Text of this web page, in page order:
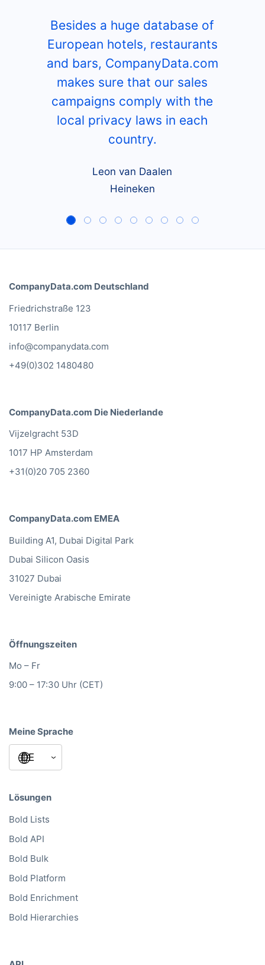
Besides a huge database of
European hotels, restaurants
and bars, CompanyData.com
makes sure that our sales
campaigns comply with the
local privacy laws in each
country.
Leon van Daalen
Heineken
CompanyData.com Deutschland
Friedrichstraße 123
10117 Berlin
info@companydata.com
+49(0)302 1480480
CompanyData.com Die Niederlande
Vijzelgracht 53D
1017 HP Amsterdam
+31(0)20 705 2360
CompanyData.com EMEA
Building A1, Dubai Digital Park
Dubai Silicon Oasis
31027 Dubai
Vereinigte Arabische Emirate
Öffnungszeiten
Mo – Fr
9:00 – 17:30 Uhr (CET)
Meine Sprache
Lösungen
Bold Lists
Bold API
Bold Bulk
Bold Platform
Bold Enrichment
Bold Hierarchies